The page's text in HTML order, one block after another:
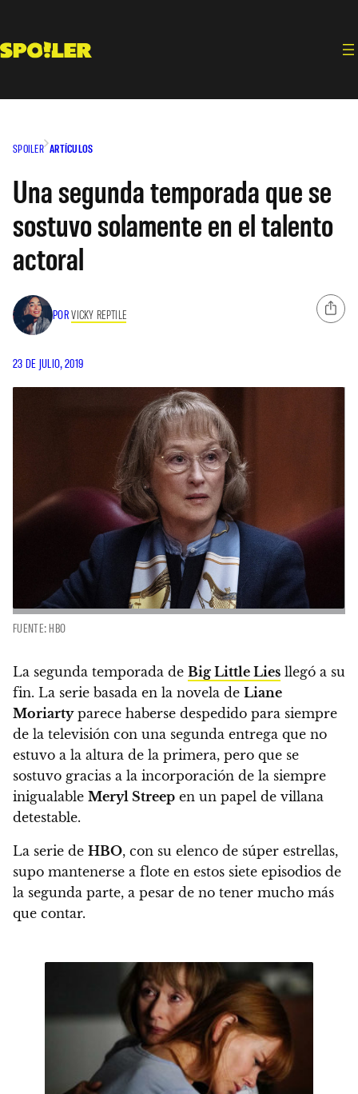
contenido
SPOILER ARTÍCULOS
Una segunda temporada que se
sostuvo solamente en el talento
actoral
PORVICKY REPTILE
23 DE JULIO, 2019
FUENTE: HBO
La segunda temporada de Big Little Lies llegó a su
fin. La serie basada en la novela de Liane
Moriartyparece haberse despedido para siempre
de la televisión con una segunda entrega que no
estuvo a la altura de la primera, pero que se
sostuvo gracias a la incorporación de la siempre
inigualable Meryl Streep en un papel de villana
detestable.
La serie de HBO, con su elenco de súper estrellas,
supo mantenerse a flote en estos siete episodios de
la segunda parte, a pesar de no tener mucho más
que contar.